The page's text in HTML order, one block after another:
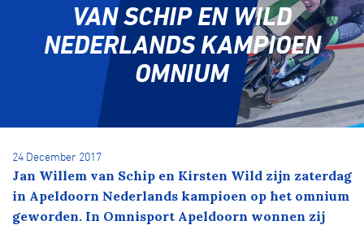
Kenniscentrum
Shop
Producten en diensten
VAN SCHIP EN WILD
NEDERLANDS KAMPIOEN
OMNIUM
24 December 2017
Jan Willem van Schip en Kirsten Wild zijn zaterdag
in Apeldoorn Nederlands kampioen op het omnium
geworden. In Omnisport Apeldoorn wonnen zij
E-Racing
Kunstwielrijden ID-Cycling
BMX freestyle Gravel